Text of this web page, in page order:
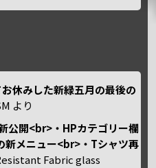
休みした新緑五月の最後の
より
公開<br>・HPカテゴリー欄
新メニュー<br>・Tシャツ再
Fabric glass